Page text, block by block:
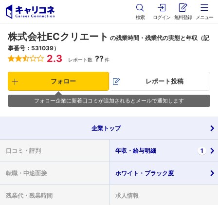
検索 ログイン 無料登録 メニュー
株式会社ECクリエート の残業時間・残業代の実態と年収（記
事番号：531039）
2.3 レポート数 ??件
フォロー レポート投稿
フォロー企業に新着口コミが追加されるとメールで通知します
企業 トップ
口コミ・ 評判 年収・ 給与明細 1
転職・ 中途面接 ホワイト・ ブラック度
残業代・ 残業時間 求人情報